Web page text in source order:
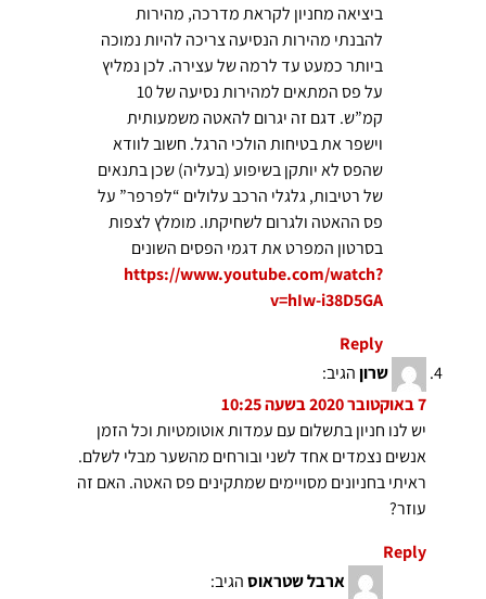
ביציאה מחניון לקראת מדרכה, מהירות
להבנתי מהירות הנסיעה צריכה להיות נמוכה
ביותר כמעט עד לרמה של עצירה. לכן נמליץ
על פס המתאים למהירות נסיעה של 10
קמ”ש. דגם זה יגרום להאטה משמעותית
וישפר את בטיחות הולכי הרגל. חשוב לוודא
שהפס לא יותקן בשיפוע (בעליה) שכן בתנאים
של רטיבות, גלגלי הרכב עלולים “לפרפר” על
פס ההאטה ולגרום לשחיקתו. מומלץ לצפות
בסרטון המפרט את דגמי הפסים השונים
https://www.youtube.com/watch?
v=hIw-i38D5GA
Reply
שרוןהגיב:
7 באוקטובר 2020 בשעה 10:25
יש לנו חניון בתשלום עם עמדות אוטומטיות וכל הזמן
אנשים נצמדים אחד לשני ובורחים מהשער מבלי לשלם.
ראיתי בחניונים מסויימים שמתקינים פס האטה. האם זה
עוזר?
Reply
ארבל שטראוסהגיב: